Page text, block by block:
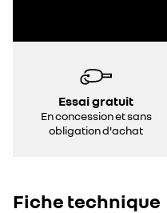
Essai gratuit
En concession et sans
obligation d'achat
Fiche technique